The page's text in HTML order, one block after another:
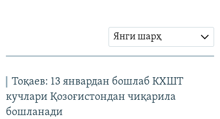
Янги шарҳ
Тоқаев: 13 январдан бошлаб КХШТ
кучлари Қозоғистондан чиқарила
бошланади